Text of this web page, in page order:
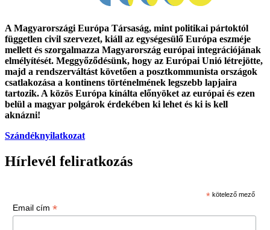
A Magyarországi Európa Társaság, mint politikai pártoktól
független civil szervezet, kiáll az egységesülő Európa eszméje
mellett és szorgalmazza Magyarország európai integrációjának
elmélyítését. Meggyőződésünk, hogy az Európai Unió létrejötte,
majd a rendszerváltást követően a posztkommunista országok
csatlakozása a kontinens történelmének legszebb lapjaira
tartozik. A közös Európa kínálta előnyöket az európai és ezen
belül a magyar polgárok érdekében ki lehet és ki is kell
aknázni!
Szándéknyilatkozat
Hírlevél feliratkozás
* kötelező mező
Email cím *